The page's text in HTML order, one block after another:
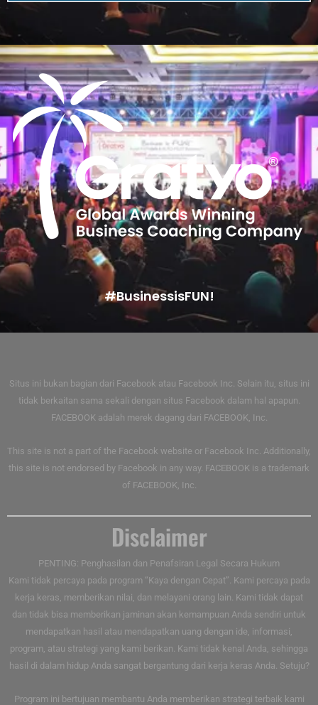
#BusinessisFUN!
Situs ini bukan bagian dari Facebook atau Facebook Inc. Selain itu, situs ini
tidak berkaitan sama sekali dengan situs Facebook dalam hal apapun.
FACEBOOK adalah merek dagang dari FACEBOOK, Inc.
This site is not a part of the Facebook website or Facebook Inc. Additionally,
this site is not endorsed by Facebook in any way. FACEBOOK is a trademark
of FACEBOOK, Inc.
Disclaimer
PENTING: Penghasilan dan Penafsiran Legal Secara Hukum
Kami tidak percaya pada program “Kaya dengan Cepat”. Kami percaya pada
kerja keras, memberikan nilai, dan melayani orang lain. Kami tidak dapat
dan tidak bisa memberikan jaminan akan kemampuan Anda sendiri untuk
mendapatkan hasil atau mendapatkan uang dengan ide, informasi,
program, atau strategi yang kami berikan. Kami tidak kenal Anda, sehingga
hasil di dalam hidup Anda sangat bergantung dari kerja keras Anda. Setuju?
Program ini bertujuan membantu Anda memberikan strategi terbaik kami